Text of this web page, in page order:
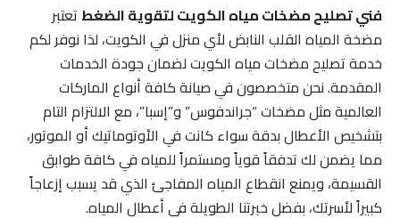
فني تصليح مضخات مياه الكويت لتقوية الضغطتعتبر
مضخة المياه القلب النابض لأي منزل في الكويت، لذا نوفر لكم
خدمة تصليح مضخات مياه الكويت لضمان جودة الخدمات
المقدمة. نحن متخصصون في صيانة كافة أنواع الماركات
العالمية مثل مضخات “جراندفوس” و”إسبا”، مع الالتزام التام
بتشخيص الأعطال بدقة سواء كانت في الأوتوماتيك أو الموتور،
مما يضمن لك تدفقاً قوياً ومستمراً للمياه في كافة طوابق
القسيمة، ويمنع انقطاع المياه المفاجئ الذي قد يسبب إزعاجاً
كبيراً لأسرتك، بفضل خبرتنا الطويلة في أعطال المياه.